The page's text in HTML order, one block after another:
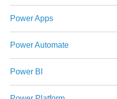
Power Apps
Power Automate
Power BI